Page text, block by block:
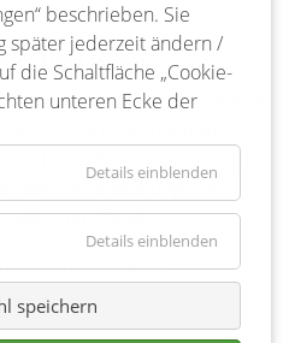
die Bienenbütteler lieben ihre
Und das merkt man
Von der Vorbereitung bis
allen Veranstaltungen viel
Liebe zum Detail.
seien Sie dabei!
>
beschrieben. Sie
später jederzeit ändern /
die Schaltfläche „Cookie-
unteren Ecke der
Details einblenden
Details einblenden
speichern